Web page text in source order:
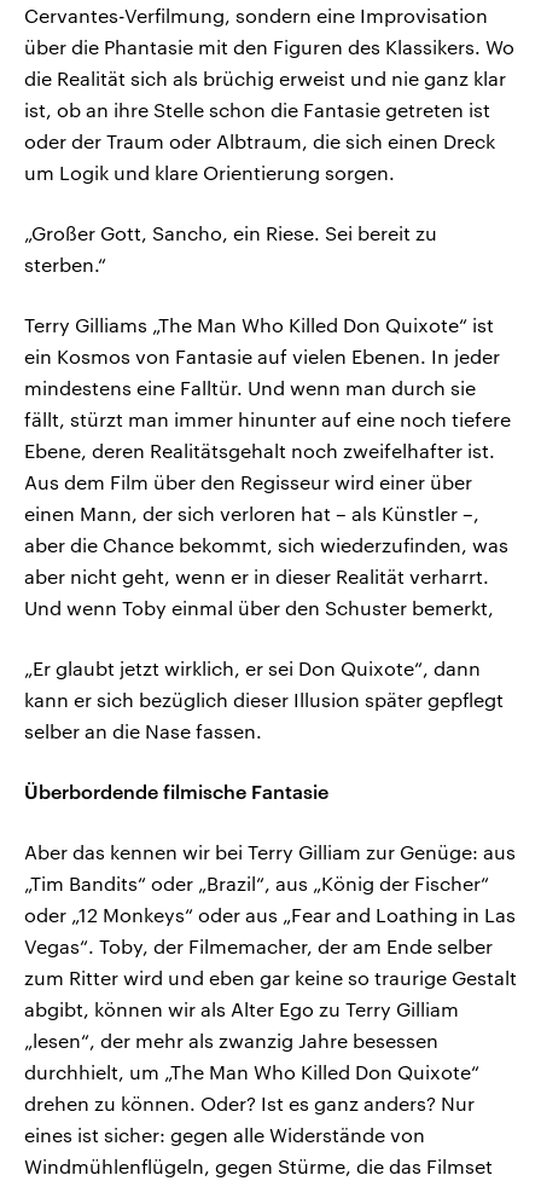
Cervantes-Verfilmung, sondern eine Improvisation
über die Phantasie mit den Figuren des Klassikers. Wo
die Realität sich als brüchig erweist und nie ganz klar
ist, ob an ihre Stelle schon die Fantasie getreten ist
oder der Traum oder Albtraum, die sich einen Dreck
um Logik und klare Orientierung sorgen.
„Großer Gott, Sancho, ein Riese. Sei bereit zu
sterben.“
Terry Gilliams „The Man Who Killed Don Quixote“ ist
ein Kosmos von Fantasie auf vielen Ebenen. In jeder
mindestens eine Falltür. Und wenn man durch sie
fällt, stürzt man immer hinunter auf eine noch tiefere
Ebene, deren Realitätsgehalt noch zweifelhafter ist.
Aus dem Film über den Regisseur wird einer über
einen Mann, der sich verloren hat – als Künstler –,
aber die Chance bekommt, sich wiederzufinden, was
aber nicht geht, wenn er in dieser Realität verharrt.
Und wenn Toby einmal über den Schuster bemerkt,
„Er glaubt jetzt wirklich, er sei Don Quixote“, dann
kann er sich bezüglich dieser Illusion später gepflegt
selber an die Nase fassen.
Überbordende filmische Fantasie
Aber das kennen wir bei Terry Gilliam zur Genüge: aus
„Tim Bandits“ oder „Brazil“, aus „König der Fischer“
oder „12 Monkeys“ oder aus „Fear and Loathing in Las
Vegas“. Toby, der Filmemacher, der am Ende selber
zum Ritter wird und eben gar keine so traurige Gestalt
abgibt, können wir als Alter Ego zu Terry Gilliam
„lesen“, der mehr als zwanzig Jahre besessen
durchhielt, um „The Man Who Killed Don Quixote“
drehen zu können. Oder? Ist es ganz anders? Nur
eines ist sicher: gegen alle Widerstände von
Windmühlenflügeln, gegen Stürme, die das Filmset